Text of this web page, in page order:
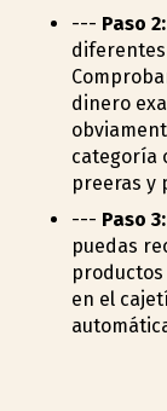
--- Paso 2:
diferentes
dinero
categoría
prefieras
--- Paso 3:
puedas
en el